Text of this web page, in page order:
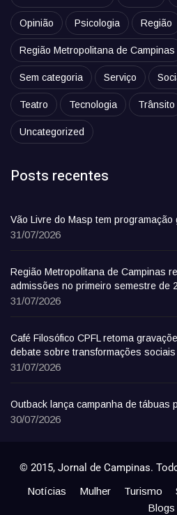
Opinião Psicologia Região
Região Metropolitana de Campinas
Sem categoria Serviço
Teatro Tecnologia Trânsito
Uncategorized
Posts recentes
Vão Livre do Masp tem programação
31/07/2026
Região Metropolitana de Campinas
admissões no primeiro semestre de
31/07/2026
Café Filosófico CPFL retoma
debate sobre transformações sociais
31/07/2026
Outback lança campanha de tábuas
30/07/2026
© 2015, Jornal de Campinas.
Notícias Mulher Turismo
Blogs